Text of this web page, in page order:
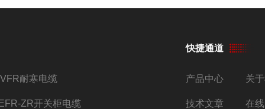
耐寒电缆
ZR开关柜电缆
快捷通道
产品中心 关
技术文章 在